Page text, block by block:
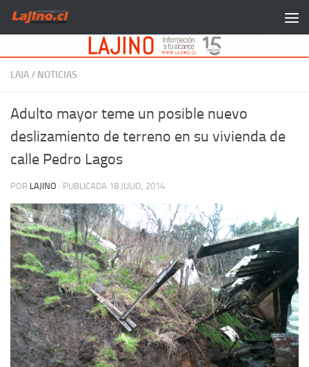
Saltar al contenido
LAJA/ NOTICIAS
Adulto mayor teme un posible nuevo
deslizamiento de terreno en su vivienda de
calle Pedro Lagos
POR LAJINO · PUBLICADA 18 JULIO, 2014